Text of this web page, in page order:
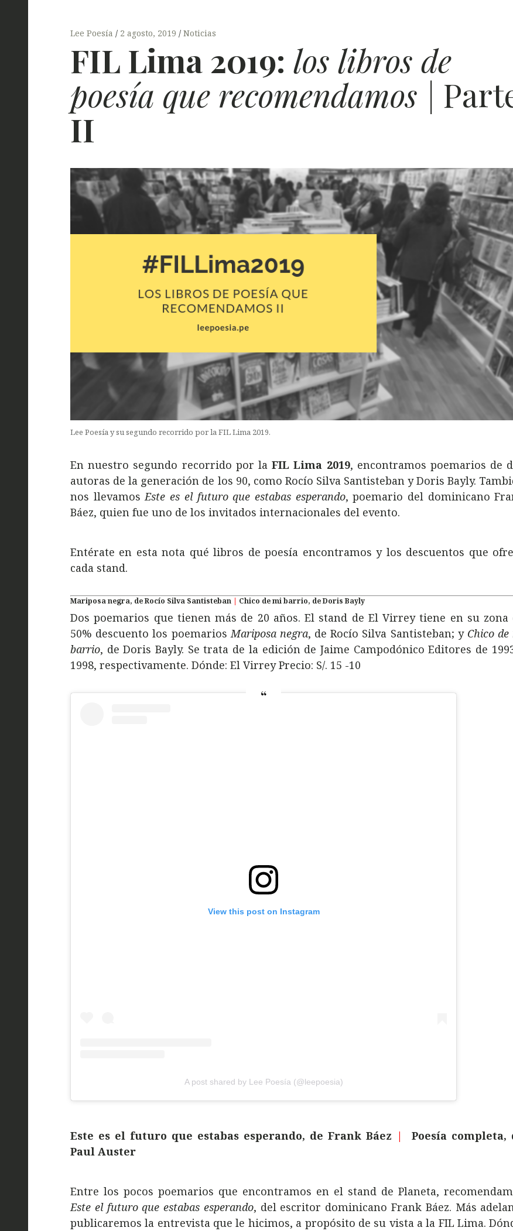
POES
ÍA
Lee Poesía 2 agosto, 2019 Noticias
FIL Lima 2019: los libros de
poesía que recomendamos |
II
Lee Poesía y su segundo recorrido por la FIL Lima 2019.
En nuestro segundo recorrido por laFIL Lima 2019, encontramos poemarios de
autoras de la generación de los 90, como Rocío Silva Santisteban y Doris Bayly.
nos llevamosEste es el futuro que estabas esperando, poemario del dominicano
Báez, quien fue uno de los invitados internacionales del evento.
Entérate en esta nota qué libros de poesía encontramos y los descuentos que
cada stand.
Mariposa negra, de Rocío Silva Santisteban | Chico de mi barrio, de Doris Bayly
Dos poemarios que tienen más de 20 años. El stand de El Virrey tiene en su zona
50% descuento los poemariosMariposa negra, de Rocío Silva Santisteban; y Chico de
barrio, de Doris Bayly. Se trata de la edición de Jaime Campodónico Editores de
1998, respectivamente. Dónde: El Virrey Precio: S/. 15 -10
View this post on Instagram
A post shared by Lee Poesía (@leepoesia)
Este es el futuro que estabas esperando, de Frank Báez |
Poesía completa,
Paul Auster
Entre los pocos poemarios que encontramos en el stand de Planeta,
Este el futuro que estabas esperando, del escritor dominicano Frank Báez. Más
publicaremos la entrevista que le hicimos, a propósito de su vista a la FIL Lima.